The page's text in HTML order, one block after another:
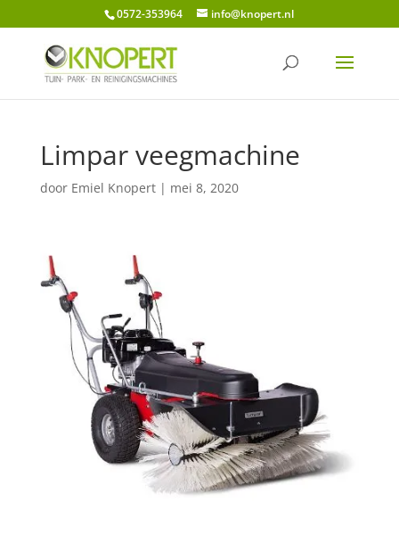
0572-353964 info@knopert.nl
Limpar veegmachine
door Emiel Knopert| mei 8, 2020